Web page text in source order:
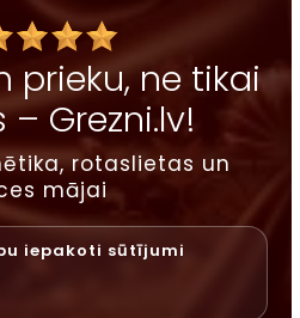
prieku, ne tikai
Grezni.lv!
rotaslietas un
mājai
iepakoti sūtījumi